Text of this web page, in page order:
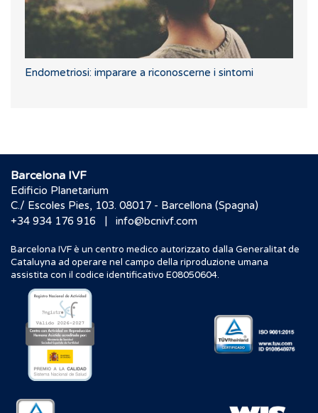
Endometriosi: imparare a riconoscerne i sintomi
Barcelona IVF
Edificio Planetarium
C./ Escoles Pies, 103. 08017 - Barcellona (Spagna)
+34 934 176 916
| info@bcnivf.com
Barcelona IVF è un centro medico autorizzato dalla Generalitat de
Cataluyna ad operare nel campo della riproduzione umana
assistita con il codice identificativo E08050604.